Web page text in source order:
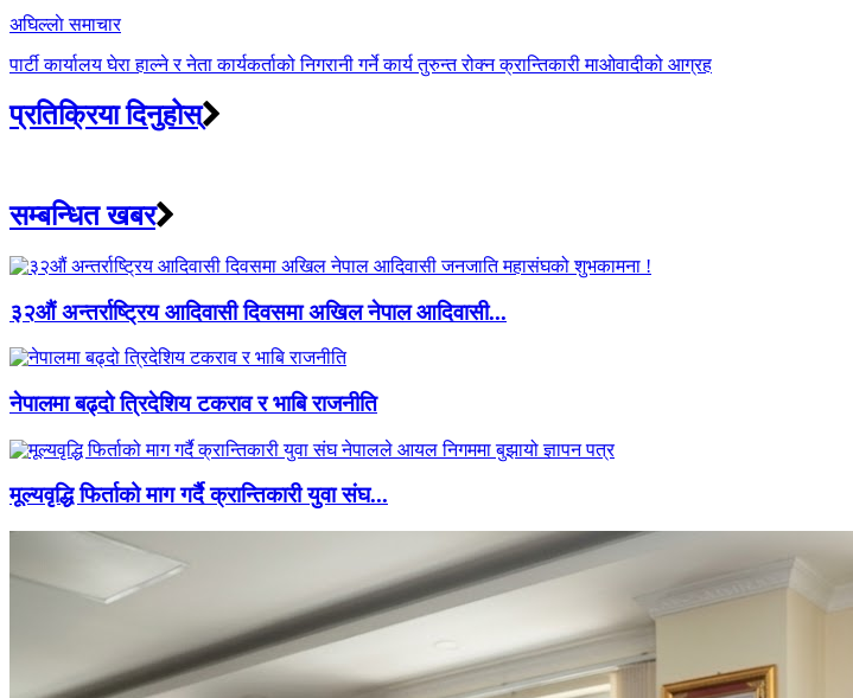
अघिल्लाे समाचार
पार्टी कार्यालय घेरा हाल्ने र नेता कार्यकर्ताको निगरानी गर्ने कार्य तुरुन्त रोक्न क्रान्तिकारी माओवादीको आग्रह
प्रतिक्रिया दिनुहोस्
सम्बन्धित खबर
३२औं अन्तर्राष्ट्रिय आदिवासी दिवसमा अखिल नेपाल आदिवासी...
नेपालमा बढ्दो त्रिदेशिय टकराव र भाबि राजनीति
मूल्यवृद्धि फिर्ताको माग गर्दै क्रान्तिकारी युवा संघ...